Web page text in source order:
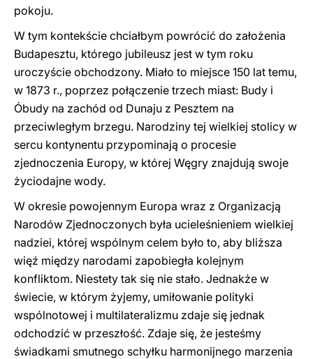
pokoju.
W tym kontekście chciałbym powrócić do założenia
Budapesztu, którego jubileusz jest w tym roku
uroczyście obchodzony. Miało to miejsce 150 lat temu,
w 1873 r., poprzez połączenie trzech miast: Budy i
Óbudy na zachód od Dunaju z Pesztem na
przeciwległym brzegu. Narodziny tej wielkiej stolicy w
sercu kontynentu przypominają o procesie
zjednoczenia Europy, w której Węgry znajdują swoje
życiodajne wody.
W okresie powojennym Europa wraz z Organizacją
Narodów Zjednoczonych była ucieleśnieniem wielkiej
nadziei, której wspólnym celem było to, aby bliższa
więź między narodami zapobiegła kolejnym
konfliktom. Niestety tak się nie stało. Jednakże w
świecie, w którym żyjemy, umiłowanie polityki
wspólnotowej i multilateralizmu zdaje się jednak
odchodzić w przeszłość. Zdaje się, że jesteśmy
świadkami smutnego schyłku harmonijnego marzenia